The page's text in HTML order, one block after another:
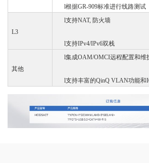
l根据GR-909标准进行线路测试
L3
l支持NAT, 防火墙
l支持IPv4/IPv6双栈
其他
l集成OAM/OMCI远程配置和维
l支持丰富的QinQ VLAN功能和